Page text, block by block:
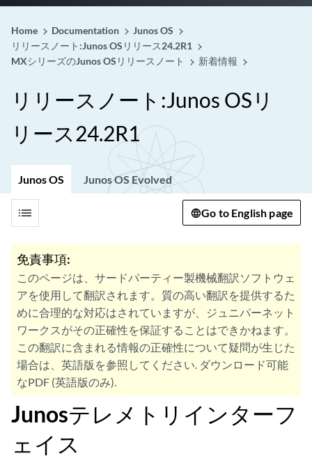
Home Documentation
Junos OS
リリースノート:Junos OSリリース24.2R1
MXシリーズのJunos OSリリースノート
新着情報
リリースノート:Junos OSリ
リース24.2R1
Junos OS Junos OS Evolved
list Go to English page
免責事項:
このページは、サードパーティー製機械翻訳ソフトウェ
アを使用して翻訳されます。質の高い翻訳を提供するた
めに合理的な対応はされていますが、ジュニパーネット
ワークスがその正確性を保証することはできかねます。
この翻訳に含まれる情報の正確性について疑問が生じた
場合は、英語版を参照してください. ダウンロード可能
なPDF (英語版のみ).
Junosテレメトリインターフ
ェイス